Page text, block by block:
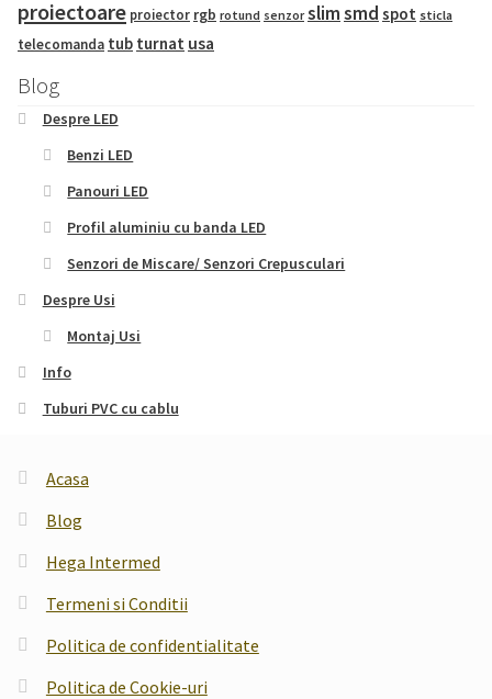
proiectoare proiector rgb rotund senzor slimsmd spot sticla
telecomanda tub turnat usa
Blog
Despre LED
Benzi LED
Panouri LED
Profil aluminiu cu banda LED
Senzori de Miscare/ Senzori Crepusculari
Despre Usi
Montaj Usi
Info
Tuburi PVC cu cablu
Acasa
Blog
Hega Intermed
Termeni si Conditii
Politica de confidentialitate
Politica de Cookie-uri